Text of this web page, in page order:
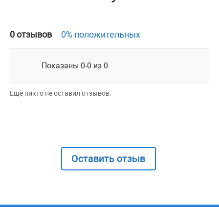
0 отзывов 0% положительных
Показаны 0-0 из 0
Ещё никто не оставил отзывов.
Оставить отзыв